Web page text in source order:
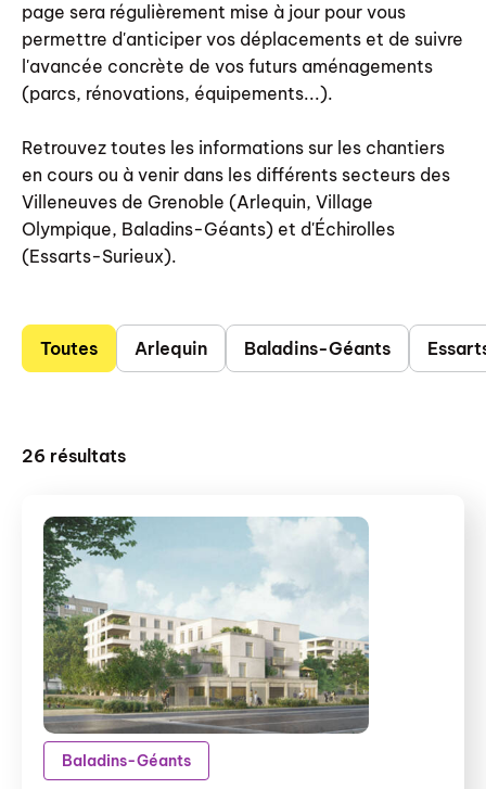
page sera régulièrement mise à jour pour vous
permettre d'anticiper vos déplacements et de suivre
l'avancée concrète de vos futurs aménagements
(parcs, rénovations, équipements...).
Retrouvez toutes les informations sur les chantiers
en cours ou à venir dans les différents secteurs des
Villeneuves de Grenoble (Arlequin, Village
Olympique, Baladins-Géants) et d'Échirolles
(Essarts-Surieux).
Toutes Arlequin Baladins-Géants
26 résultats
Baladins-Géants